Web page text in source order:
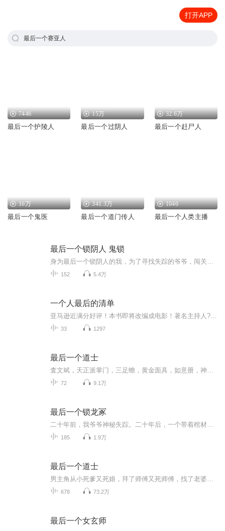
打开APP
最后一个赛亚人
7446
最后一个护陵人
15万
最后一个过阴人
32.6万
最后一个赶尸人
16万
最后一个鬼医
341.3万
最后一个道门传人
1046
最后一个人类主播
最后一个锁阴人 鬼锁
152 5.4万
一个人最后的清单
33 1297
最后一个道士
72 9.1万
最后一个锁龙冢
185 1.9万
最后一个道士
678 73.2万
最后一个女玄师